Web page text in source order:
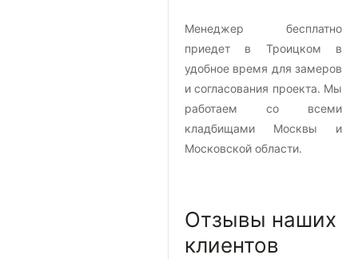
Менеджер бесплатно
приедет в Троицком в
удобное время для замеров
и согласования проекта. Мы
работаем со всеми
кладбищами Москвы и
Московской области.
Отзывы наших
клиентов